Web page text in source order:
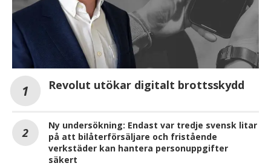
Revolut utökar digitalt brottsskydd
Ny undersökning: Endast var tredje svensk litar
på att bilåterförsäljare och fristående
verkstäder kan hantera personuppgifter
säkert